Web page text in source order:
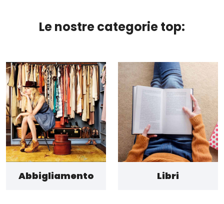
Le nostre categorie top:
Abbigliamento Libri